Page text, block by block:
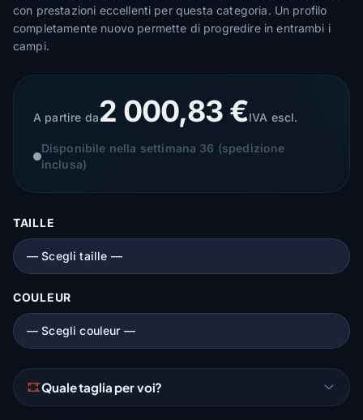
con prestazioni eccellenti per questa categoria. Un profilo
completamente nuovo permette di progredire in entrambi i
campi.
A partire da2 000,83 €IVA escl.
Disponibile nella settimana 36 (spedizione
inclusa)
TAILLE
COULEUR
Quale taglia per voi?